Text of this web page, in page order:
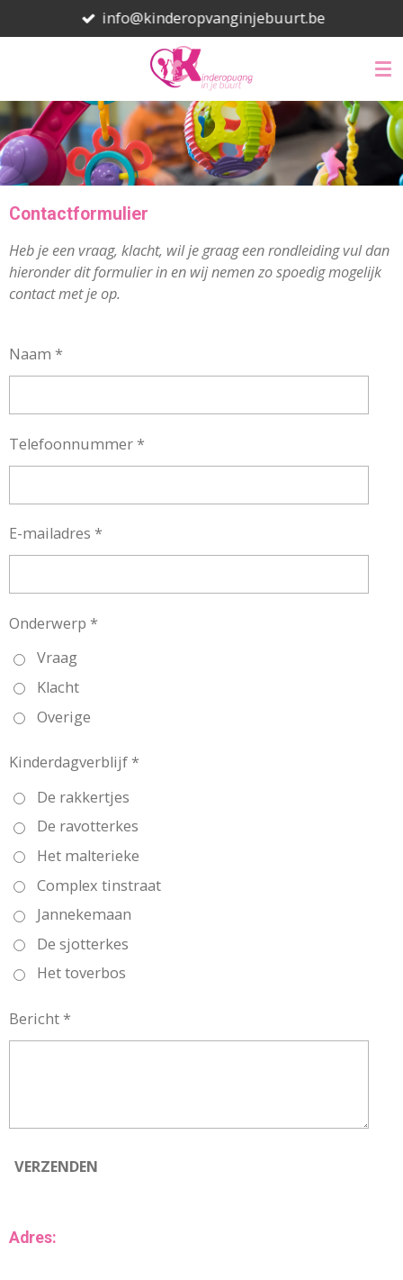
direct
hoofdinhoud
info@kinderopvanginjebuurt.be
Contactformulier
Heb je een vraag, klacht, wil je graag een rondleiding vul dan
hieronder dit formulier in en wij nemen zo spoedig mogelijk
contact met je op.
Naam *
Telefoonnummer *
E-mailadres *
Onderwerp *
Vraag
Klacht
Overige
Kinderdagverblijf *
De rakkertjes
De ravotterkes
Het malterieke
Complex tinstraat
Jannekemaan
De sjotterkes
Het toverbos
Bericht *
VERZENDEN
Adres: